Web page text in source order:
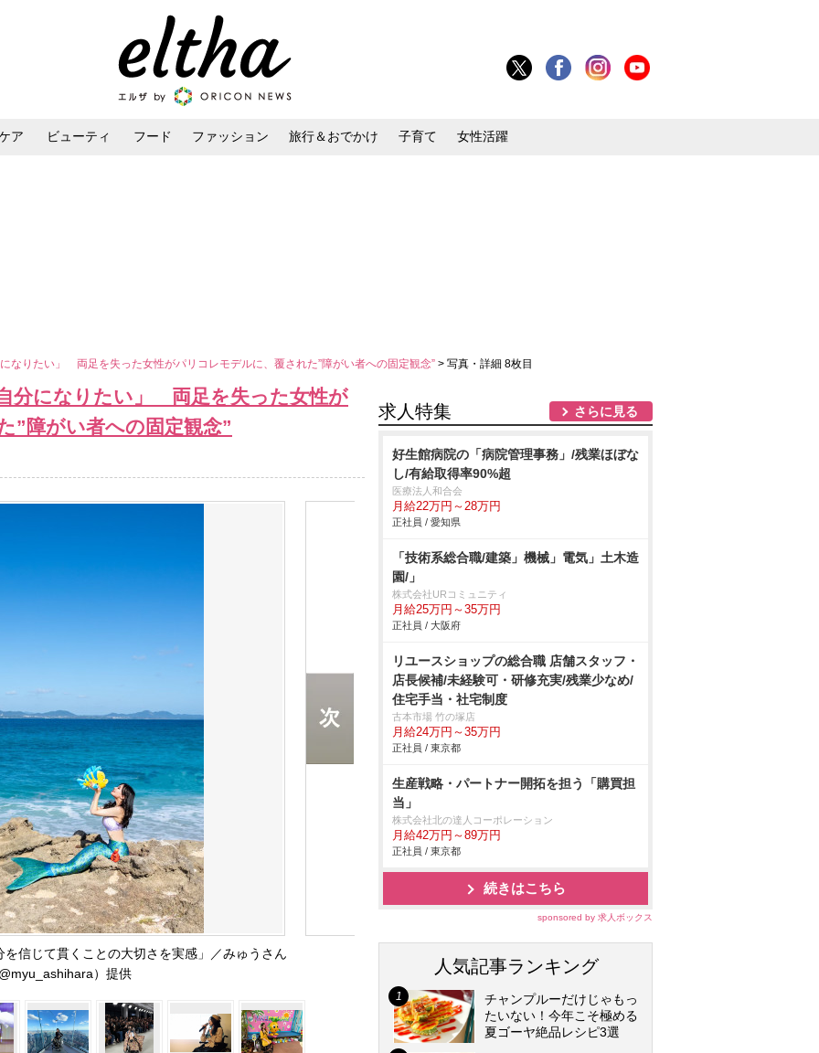
ア ビューティ フード ファッション 旅行＆おでかけ 子育て 女性活躍
なりたい」 両足を失った女性がパリコレモデルに、覆された”障がい者への固定観念” > 写真・詳細 8枚目
分になりたい」 両足を失った女性が
”障がい者への固定観念”
を信じて貫くことの大切さを実感」／みゅうさん
）提供
求人特集 さらに見る
好生館病院の「病院管理事務」/残業ほぼな
し/有給取得率90%超
医療法人和合会
月給22万円～28万円
正社員 / 愛知県
「技術系総合職/建築」機械」電気」土木造
園/」
株式会社URコミュニティ
月給25万円～35万円
正社員 / 大阪府
リユースショップの総合職 店舗スタッフ・
店長候補/未経験可・研修充実/残業少なめ/
住宅手当・社宅制度
古本市場 竹の塚店
月給24万円～35万円
正社員 / 東京都
生産戦略・パートナー開拓を担う「購買担
当」
株式会社北の達人コーポレーション
月給42万円～89万円
正社員 / 東京都
続きはこちら
sponsored by 求人ボックス
人気記事ランキング
チャンプルーだけじゃもっ
たいない！今年こそ極める
夏ゴーヤ絶品レシピ3選